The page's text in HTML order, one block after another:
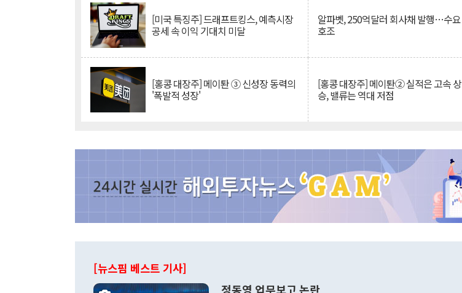
[미국 특징주] 드래프트킹스, 예측시장
공세 속 이익 기대치 미달
알파벳, 250억달러 회사채 발행…수요
호조
[홍콩 대장주] 메이퇀 ③ 신성장 동력의
'폭발적 성장'
[홍콩 대장주] 메이퇀② 실적은 고속 상
승, 밸류는 역대 저점
[뉴스핌 베스트 기사]
정동영 업무보고 논란